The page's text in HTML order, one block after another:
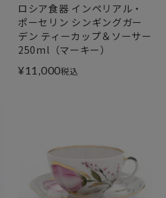
ロシア食器 インペリアル・
ポーセリン シンギングガー
デン ティーカップ＆ソーサー
250ml（マーキー）
¥11,000税込